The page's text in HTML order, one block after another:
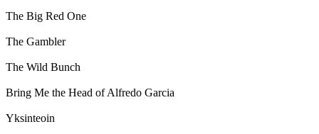
The Big Red One
The Gambler
The Wild Bunch
Bring Me the Head of Alfredo Garcia
Yksinteoin